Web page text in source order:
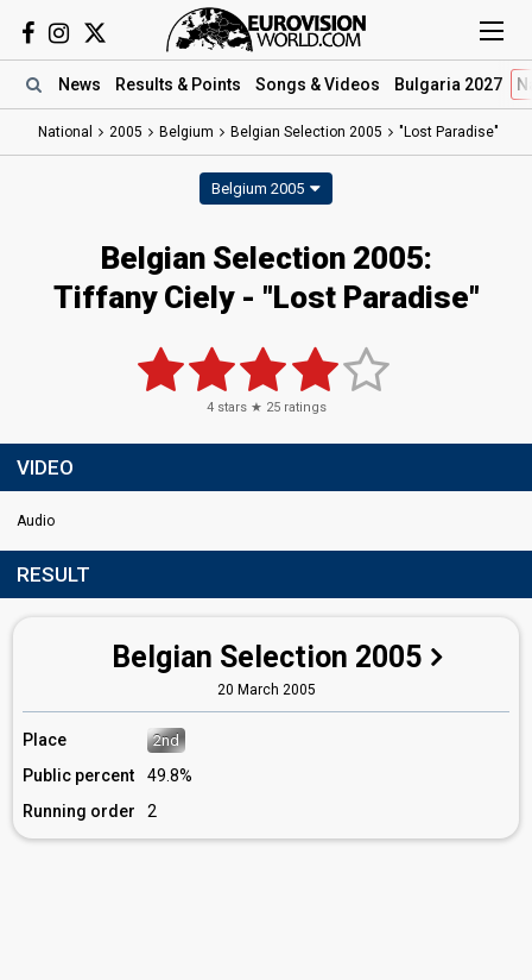
News Results & Points Songs & Videos Bulgaria 2027
National 2005 Belgium Belgian Selection 2005 "Lost Paradise"
Belgium 2005
Belgian Selection 2005:
Tiffany Ciely - "Lost Paradise"
4stars ★ 25ratings
VIDEO
Audio
RESULT
Belgian Selection 2005
20 March 2005
Place 2nd
Public percent
49.8%
Running order
2